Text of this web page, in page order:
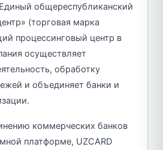
общереспубликанский
(торговая марка
процессинговый центр в
осуществляет
обработку
и объединяет банки и
коммерческих банков
платформе, UZCARD